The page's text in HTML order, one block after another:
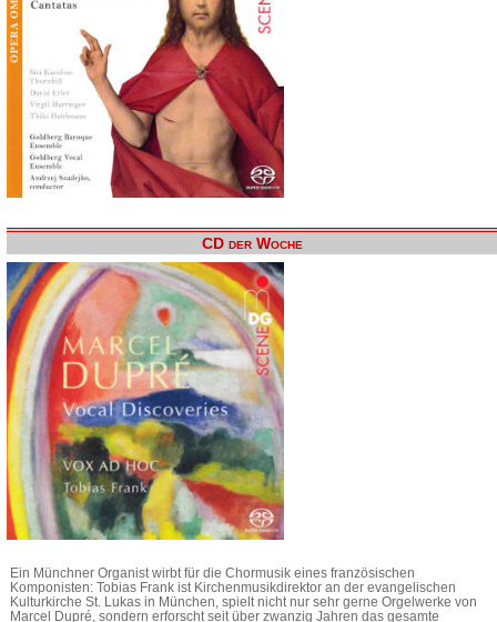
CD der Woche
Ein Münchner Organist wirbt für die Chormusik eines französischen
Komponisten: Tobias Frank ist Kirchenmusikdirektor an der evangelischen
Kulturkirche St. Lukas in München, spielt nicht nur sehr gerne Orgelwerke von
Marcel Dupré, sondern erforscht seit über zwanzig Jahren das gesamte